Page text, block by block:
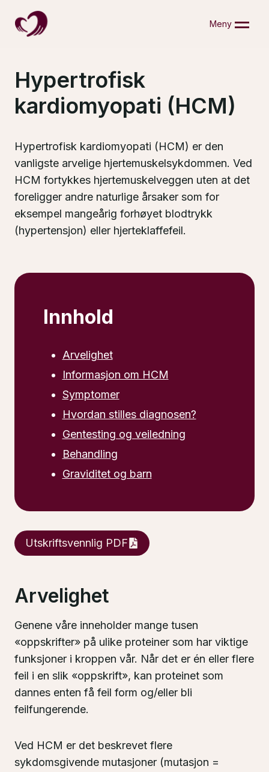
Meny
Hypertrofisk
kardiomyopati (HCM)
Hypertrofisk kardiomyopati (HCM) er den
vanligste arvelige hjertemuskelsykdommen. Ved
HCM fortykkes hjertemuskelveggen uten at det
foreligger andre naturlige årsaker som for
eksempel mangeårig forhøyet blodtrykk
(hypertensjon) eller hjerteklaffefeil.
Innhold
Arvelighet
Informasjon om HCM
Symptomer
Hvordan stilles diagnosen?
Gentesting og veiledning
Behandling
Graviditet og barn
Utskriftsvennlig PDF
Arvelighet
Genene våre inneholder mange tusen
«oppskrifter» på ulike proteiner som har viktige
funksjoner i kroppen vår. Når det er én eller flere
feil i en slik «oppskrift», kan proteinet som
dannes enten få feil form og/eller bli
feilfungerende.
Ved HCM er det beskrevet flere
sykdomsgivende mutasjoner (mutasjon =